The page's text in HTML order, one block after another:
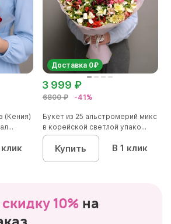
(Кения)
Доставка 0₽
6800 ₽ -41%
3 999 ₽
Букет из 25 альстромерий микс
в корейской светлой упако...
Купить В 1 клик
скидку 10% на